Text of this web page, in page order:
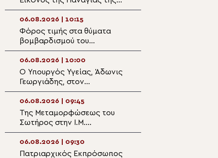
Ροβέλιστας στην
πανηγυρίζουσα ενορία
Συκεών Άρτης
06.08.2026 | 10:15
Φόρος τιμής στα θύματα
βομβαρδισμού του
Νοσοκομείου Αθαλάσσας
κατά την τουρκική εισβολή
06.08.2026 | 10:00
Ο Υπουργός Υγείας, Άδωνις
Γεωργιάδης, στον
Μητροπολίτη Φθιώτιδος
Συμεών
06.08.2026 | 09:45
Της Μεταμορφώσεως του
Σωτήρος στην Ι.Μ.
Ασωμάτων Πετράκη
06.08.2026 | 09:30
Πατριαρχικός Εκπρόσωπος